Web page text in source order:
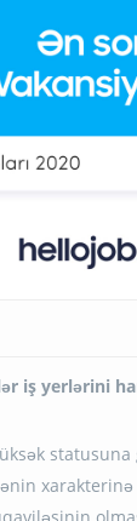
iş yerlərini
statusuna
xarakterinə